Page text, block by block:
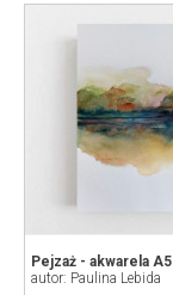
Pejzaż - akwarela A5
autor: Paulina Lebida